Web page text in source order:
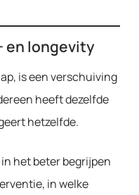
en longevity
is een verschuiving
heeft dezelfde
hetzelfde.
het beter begrijpen
in welke